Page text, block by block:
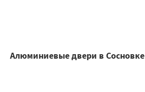
Алюминиевые двери в Сосновке